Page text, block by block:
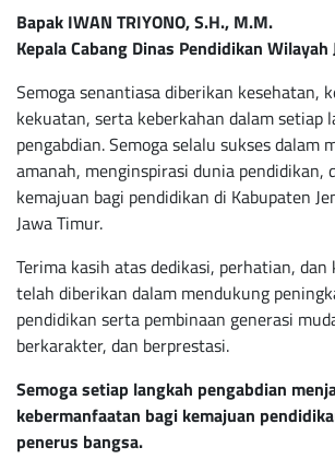
Bapak IWAN TRIYONO, S.H., M.M.
Kepala Cabang Dinas Pendidikan Wilayah
Semoga senantiasa diberikan kesehatan,
kekuatan, serta keberkahan dalam setiap
pengabdian. Semoga selalu sukses dalam
amanah, menginspirasi dunia pendidikan,
kemajuan bagi pendidikan di Kabupaten
Jawa Timur.
Terima kasih atas dedikasi, perhatian,
telah diberikan dalam mendukung
pendidikan serta pembinaan generasi
berkarakter, dan berprestasi.
Semoga setiap langkah pengabdian
kebermanfaatan bagi kemajuan
penerus bangsa.